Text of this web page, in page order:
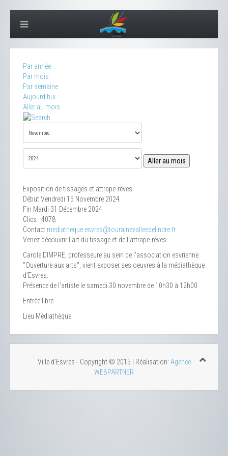
Par année
Par mois
Par semaine
Aujourd'hui
Aller au mois
Aller au mois
Exposition de tissages et attrape-rêves
Début Vendredi 15 Novembre 2024
Fin Mardi 31 Décembre 2024
Clics : 4078
Contact mediatheque.esvres@tourainevalleedelindre.fr
Venez découvrir l'art du tissage et de l'attrape-rêves.
Carole DIMPRE, professeure au sein de l'association esvrienne
"Ouverture aux arts", vient exposer ses oeuvres à la médiathèque
d'Esvres.
Présence de l'artiste le samedi 30 novembre de 10h30 à 12h00
Entrée libre
Lieu Médiathèque
Ville d'Esvres - Copyright © 2015 | Réalisation: Agence
WEBPARTNER